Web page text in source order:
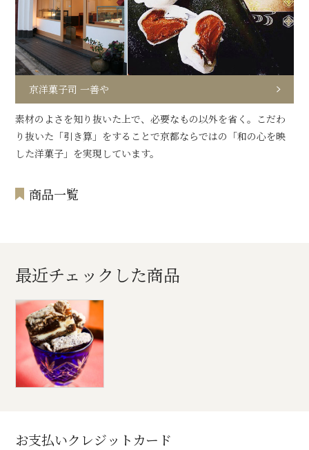
京洋菓子司 一善や
素材のよさを知り抜いた上で、必要なもの以外を省く。こだわ
り抜いた「引き算」をすることで京都ならではの「和の心を映
した洋菓子」を実現しています。
商品一覧
最近チェックした商品
お支払いクレジットカード